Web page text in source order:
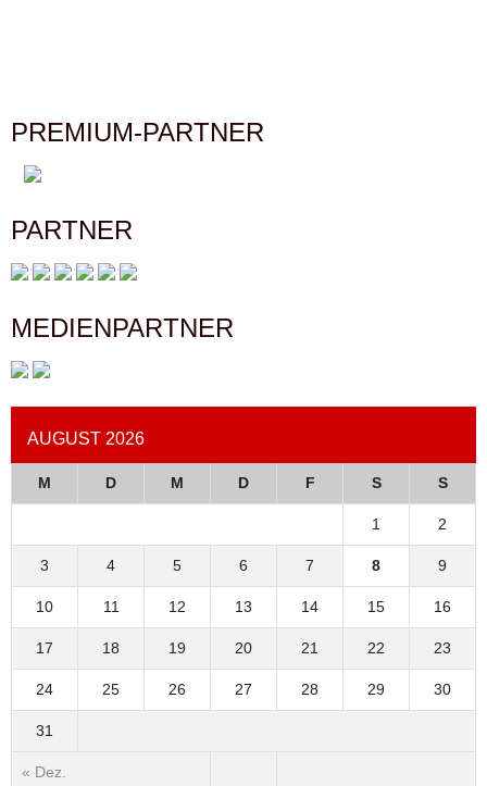
PREMIUM-PARTNER
PARTNER
MEDIENPARTNER
AUGUST 2026
M D M D F S S
« Dez.
1 2
3 4 5 6 7 8 9
10 11 12 13 14 15 16
17 18 19 20 21 22 23
24 25 26 27 28 29 30
31